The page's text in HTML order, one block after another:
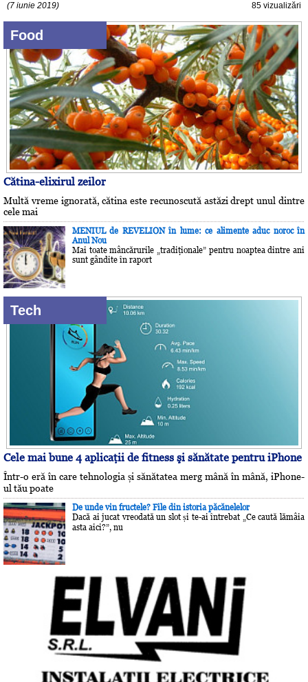
(7 iunie 2019) 85 vizualizări
Food
Cătina-elixirul zeilor
Multă vreme ignorată, cătina este recunoscută astăzi drept unul dintre
cele mai
MENIUL de REVELION în lume: ce alimente aduc noroc în
Anul Nou
Mai toate mâncărurile „tradiţionale” pentru noaptea dintre ani
sunt gândite în raport
Tech
Cele mai bune 4 aplicaţii de fitness şi sănătate pentru iPhone
Într-o eră în care tehnologia și sănătatea merg mână în mână, iPhone-
ul tău poate
De unde vin fructele? File din istoria păcănelelor
Dacă ai jucat vreodată un slot și te-ai întrebat „Ce caută lămâia
asta aici?”, nu